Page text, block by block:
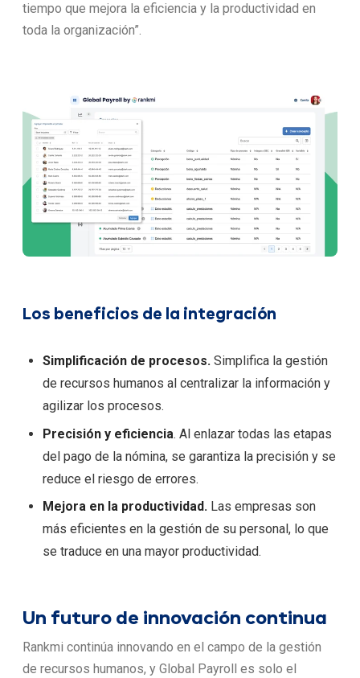
tiempo que mejora la eficiencia y la productividad en
toda la organización”.
Los beneficios de la integración
Simplificación de procesos. Simplifica la gestión
de recursos humanos al centralizar la información y
agilizar los procesos.
Precisión y eficiencia. Al enlazar todas las etapas
del pago de la nómina, se garantiza la precisión y se
reduce el riesgo de errores.
Mejora en la productividad. Las empresas son
más eficientes en la gestión de su personal, lo que
se traduce en una mayor productividad.
Un futuro de innovación continua
Rankmi continúa innovando en el campo de la gestión
de recursos humanos, y Global Payroll es solo el